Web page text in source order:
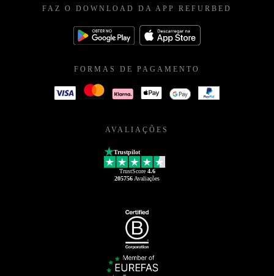
FAZ O DOWNLOAD DA APP REFURBED
FORMAS DE PAGAMENTO
AVALIAÇÕES
Trustpilot
TrustScore 4.6
205756 Avaliações